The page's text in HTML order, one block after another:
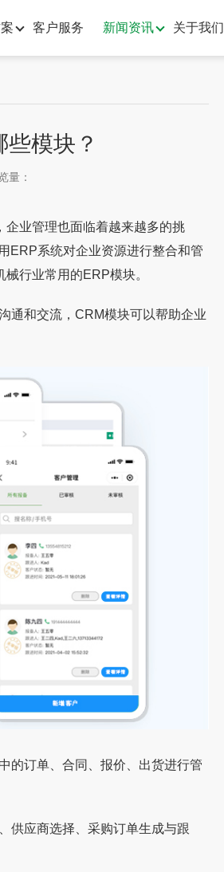
客户服务 新闻资讯 关于我们
模块？
量：
业管理也面临着越来越多的挑
ERP系统对企业资源进行整合和管
行业常用的ERP模块。
和交流，CRM模块可以帮助企业
订单、合同、报价、出货进行管
应商选择、采购订单生成与跟